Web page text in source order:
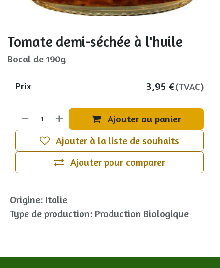
Tomate demi-séchée à l'huile
Bocal de 190g
Ajouter au panier
Ajouter pour comparer
Ajouter à la liste de souhaits
Prix 3,95 €(TVAC)
Origine: Italie
Type de production: Production Biologique